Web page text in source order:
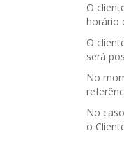
O
horário
O
será
No
No
o